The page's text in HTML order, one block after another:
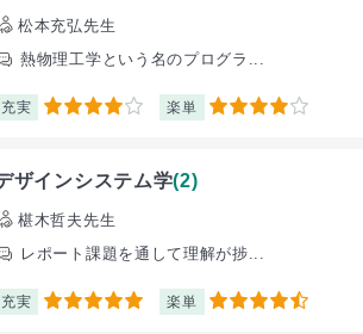
松本充弘先生
熱物理工学という名のプログラ...
充実 4 楽単 4
ザインシステム学(2)
椹木哲夫先生
レポート課題を通して理解が捗...
充実 5 楽単 4.5